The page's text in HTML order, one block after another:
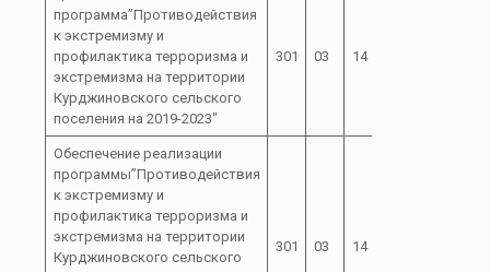
программа”Противодействия
к экстремизму и
профилактика терроризма и
экстремизма на территории
Курджиновского сельского
поселения на 2019-2023″
301 03 14
Обеспечение реализации
программы”Противодействия
к экстремизму и
профилактика терроризма и
экстремизма на территории
Курджиновского сельского
301 03 14